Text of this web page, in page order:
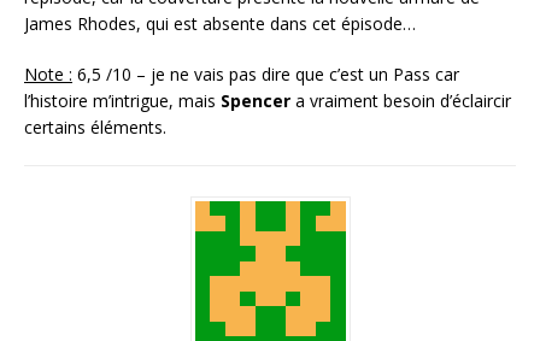
James Rhodes, qui est absente dans cet épisode…
Note : 6,5 /10 – je ne vais pas dire que c’est un Pass car
l’histoire m’intrigue, mais Spencer a vraiment besoin d’éclaircir
certains éléments.